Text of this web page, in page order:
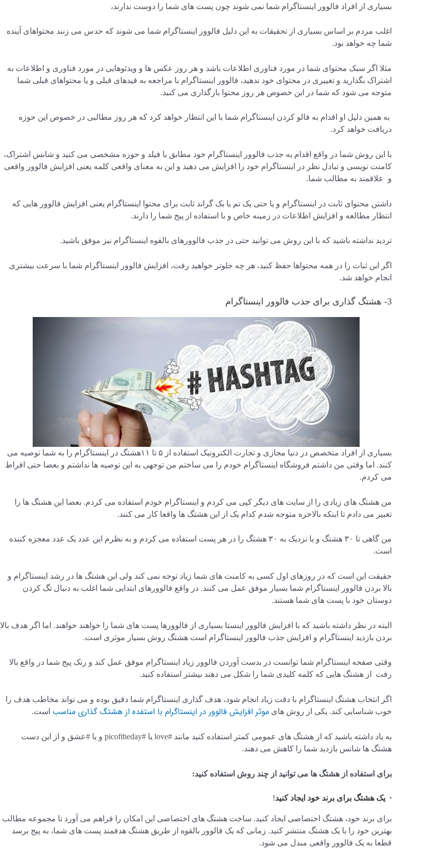
بسیاری از افراد فالوور اینستاگرام شما نمی شوند چون پست های شما را دوست ندارند،
اغلب مردم بر اساس بسیاری از تحقیقات به این دلیل فالوور اینستاگرام شما می شوند که حدس می زنند محتواهای آینده
شما چه خواهد بود.
مثلا اگر سبک محتوای شما در مورد فناوری اطلاعات باشد و هر روز عکس ها و ویدئوهایی در مورد فناوری و اطلاعات به
اشتراک بگذارید و تغییری در محتوای خود ندهید، فالوور اینستاگرام با مراجعه به فیدهای قبلی و یا محتواهای قبلی شما
متوجه می شود که شما در این خصوص هر روز محتوا بارگذاری می کنید.
به همین دلیل او اقدام به فالو کردن اینستاگرام شما با این انتظار خواهد کرد که هر روز مطالبی در خصوص این حوزه
دریافت خواهد کرد.
با این روش شما در واقع اقدام به جذب فالوور اینستاگرام خود مطابق با فیلد و حوزه مشخصی می کنید و شانس اشتراک،
کامنت نویسی و تبادل نظر در اینستاگرام خود را افزایش می دهید و این به معنای واقعی کلمه یعنی افزایش فالوور واقعی
و علاقمند به مطالب شما.
داشتن محتوای ثابت در اینستاگرام و یا حتی یک تم یا بک گراند ثابت برای محتوا اینستاگرام یعنی افزایش فالوور هایی که
انتظار مطالعه و افزایش اطلاعات در زمینه خاص و با استفاده از پیج شما را دارند.
تردید نداشته باشید که با این روش می توانید حتی در جذب فالوورهای بالقوه اینستاگرام نیز موفق باشید.
اگر این ثبات را در همه محتواها حفظ کنید، هر چه جلوتر خواهید رفت، افزایش فالوور اینستاگرام شما با سرعت بیشتری
انجام خواهد شد.
3- هشتگ گذاری برای جذب فالوور اینستاگرام
بسیاری از افراد متخصص در دنیا مجازی و تجارت الکترونیک استفاده از ۵ تا ۱۱هشتگ در اینستاگرام را به شما توصیه می
کنند. اما وقتی من داشتم فروشگاه اینستاگرام خودم را می ساختم من توجهی به این توصیه ها نداشتم و بعضا حتی افراط
می کردم.
من هشتگ های زیادی را از سایت های دیگر کپی می کردم و اینستاگرام خودم استفاده می کردم. بعضا این هشتگ ها را
تغییر می دادم تا اینکه بالاخره متوجه شدم کدام یک از این هشتگ ها واقعا کار می کنند.
من گاهی تا ۳۰ هشتگ و یا نزدیک به ۳۰ هشتگ را در هر پست استفاده می کردم و به نظرم این عدد یک عدد معجزه کننده
است.
حقیقت این است که در روزهای اول کسی به کامنت های شما زیاد توجه نمی کند ولی این هشتگ ها در رشد اینستاگرام و
بالا بردن فالوور اینستاگرام شما بسیار موفق عمل می کنند. در واقع فالوورهای ابتدایی شما اغلب به دنبال تگ کردن
دوستان خود با پست های شما هستند.
البته در نظر داشته باشید که با افزایش فالوور اینستا بسیاری از فالوورها پست های شما را خواهند خواهند. اما اگر هدف بالا
بردن بازدید اینستاگرام و افزایش جذب فالوور اینستاگرام است هشتگ روش بسیار موثری است.
وقتی صفحه اینستاگرام شما توانست در بدست آوردن فالوور زیاد اینستاگرام موفق عمل کند و رنک پیج شما در واقع بالا
رفت از هشتگ هایی که کلمه کلیدی شما را شکل می دهند بیشتر استفاده کنید.
اگر انتخاب هشتگ اینستاگرام با دقت زیاد انجام شود، هدف گذاری اینستاگرام شما دقیق بوده و می تواند مخاطب هدف را
خوب شناسایی کند. یکی از روش های موثر افزایش فالوور در اینستاگرام با استفده از هشتگ گذاری مناسب است.
به یاد داشته باشید که از هشتگ های عمومی کمتر استفاده کنید مانند #love یا #picoftheday و یا #عشق و از این دست
هشتگ ها شانس بازدید شما را کاهش می دهند.
برای استفاده از هشتگ ها می توانید از چند روش استفاده کنید:
· یک هشتگ برای برند خود ایجاد کنید!
برای برند خود، هشتگ اختصاصی ایجاد کنید. ساخت هشتگ های اختصاصی این امکان را فراهم می آورد تا مجموعه مطالب
بهترین خود را با یک هشتگ منتشر کنید. زمانی که یک فالوور بالقوه از طریق هشتگ هدفمند پست های شما، به پیج برسد
قطعا به یک فالوور واقعی مبدل می شود.